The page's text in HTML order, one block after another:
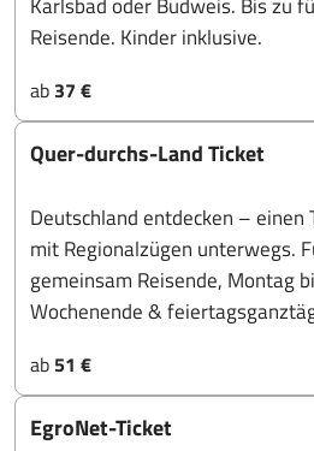
Reisende. Kinder inklusive.
ab 37 €
Quer-durchs-Land Ticket
Deutschland entdecken – einen
mit Regionalzügen unterwegs.
gemeinsam Reisende, Montag
Wochenende &
ab 51 €
EgroNet-Ticket